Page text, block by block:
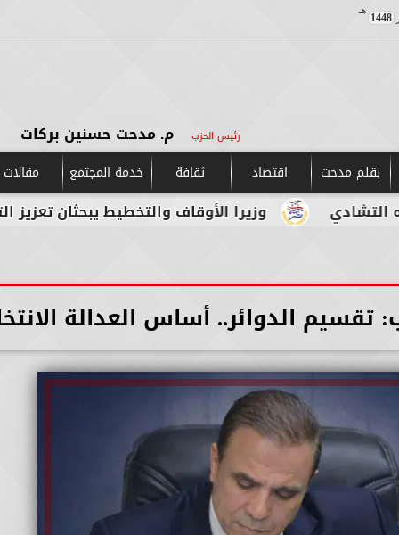
1448
هـ
رئيس الحزب م. مدحت حسنين بركات
بقلم مدحت اقتصاد ثقافة خدمة المجتمع مقالات
وزيرا الأوقاف والتخطيط يبحثان تعزيز التعاون
الدوائر.. أساس العدالة